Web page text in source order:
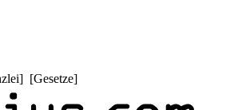
] [Gesetze]